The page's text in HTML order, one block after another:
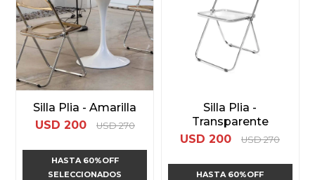
Silla Plia - Amarilla
USD 200 USD 270
HASTA 60%OFF
SELECCIONADOS
Silla Plia -
Transparente
USD 200 USD 270
HASTA 60%OFF